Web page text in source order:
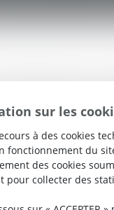
DES
AU TEMPS
sur les
à des cookies
fonctionnement du
des cookies
pour collecter des